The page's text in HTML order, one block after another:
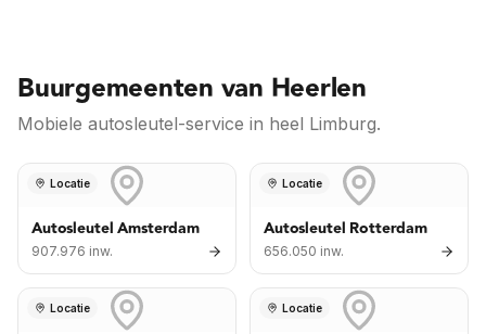
Buurgemeenten van Heerlen
Mobiele autosleutel-service in heel Limburg.
Locatie
Autosleutel Amsterdam
907.976 inw.
Locatie
Autosleutel Rotterdam
656.050 inw.
Locatie Locatie